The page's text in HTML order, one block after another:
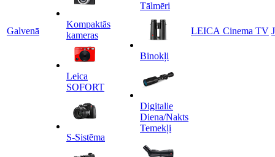
Galvenā
Kompaktās
kameras
Leica
SOFORT
S-Sistēma
Tālmēri
Binokļi
Digitalie
Diena/Nakts
Temekļi
LEICA Cinema TV